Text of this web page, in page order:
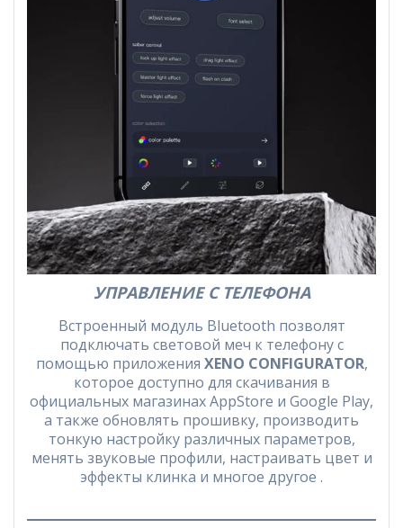
УПРАВЛЕНИЕ С ТЕЛЕФОНА
Встроенный модуль Bluetooth позволят
подключать световой меч к телефону с
помощью приложения XENO CONFIGURATOR,
которое доступно для скачивания в
официальных магазинах AppStore и Google Play,
а также обновлять прошивку, производить
тонкую настройку различных параметров,
менять звуковые профили, настраивать цвет и
эффекты клинка и многое другое .